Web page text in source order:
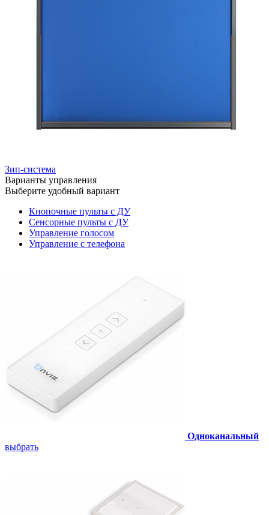
Зип-система
Варианты управления
Выберите удобный вариант
Кнопочные пульты с ДУ
Сенсорные пульты с ДУ
Управление голосом
Управление с телефона
Одноканальный
выбрать